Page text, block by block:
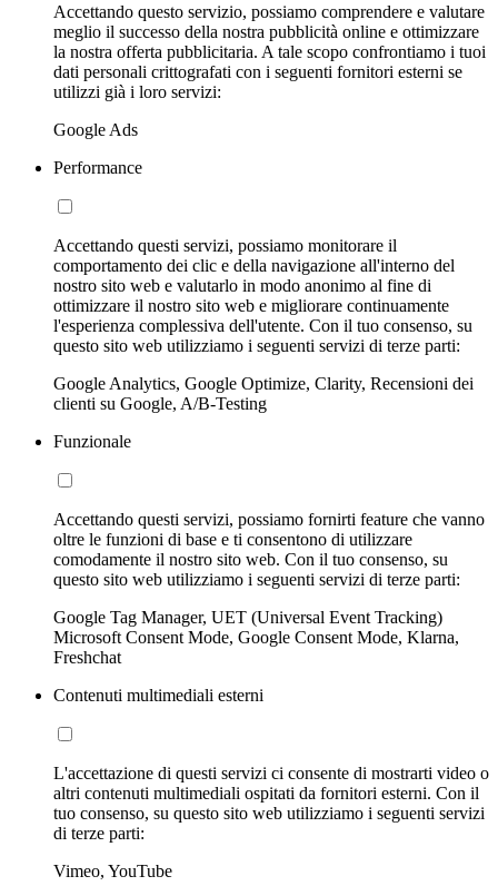
Accettando questo servizio, possiamo comprendere e valutare
meglio il successo della nostra pubblicità online e ottimizzare
la nostra offerta pubblicitaria. A tale scopo confrontiamo i tuoi
dati personali crittografati con i seguenti fornitori esterni se
utilizzi già i loro servizi:
Google Ads
Performance
Accettando questi servizi, possiamo monitorare il
comportamento dei clic e della navigazione all'interno del
nostro sito web e valutarlo in modo anonimo al fine di
ottimizzare il nostro sito web e migliorare continuamente
l'esperienza complessiva dell'utente. Con il tuo consenso, su
questo sito web utilizziamo i seguenti servizi di terze parti:
Google Analytics, Google Optimize, Clarity, Recensioni dei
clienti su Google, A/B-Testing
Funzionale
Accettando questi servizi, possiamo fornirti feature che vanno
oltre le funzioni di base e ti consentono di utilizzare
comodamente il nostro sito web. Con il tuo consenso, su
questo sito web utilizziamo i seguenti servizi di terze parti:
Google Tag Manager, UET (Universal Event Tracking)
Microsoft Consent Mode, Google Consent Mode, Klarna,
Freshchat
Contenuti multimediali esterni
L'accettazione di questi servizi ci consente di mostrarti video o
altri contenuti multimediali ospitati da fornitori esterni. Con il
tuo consenso, su questo sito web utilizziamo i seguenti servizi
di terze parti:
Vimeo, YouTube